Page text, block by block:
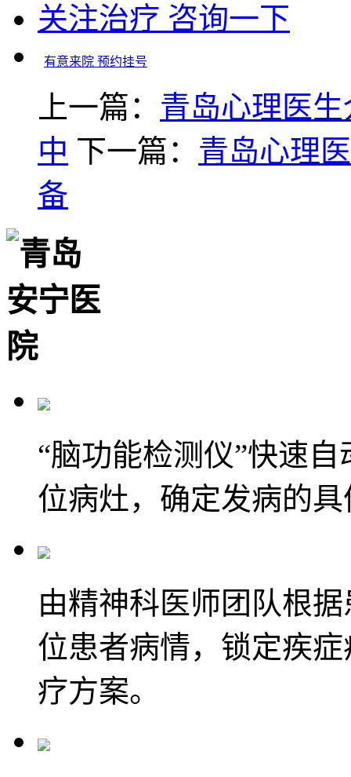
关注治疗 咨询一下
有意来院 预约挂号
上一篇： 青岛心理医
中 下一篇： 青岛心理
备
“脑功能检测仪”快速
位病灶，确定发病的
由精神科医师团队根
位患者病情，锁定疾
疗方案。